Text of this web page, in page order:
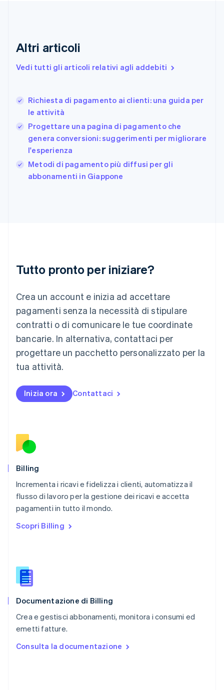
Altri articoli
Vedi tutti gli articoli relativi agli addebiti
Richiesta di pagamento ai clienti: una guida per
le attività
Progettare una pagina di pagamento che
genera conversioni: suggerimenti per migliorare
l'esperienza
Metodi di pagamento più diffusi per gli
abbonamenti in Giappone
Tutto pronto per iniziare?
Crea un account e inizia ad accettare
pagamenti senza la necessità di stipulare
contratti o di comunicare le tue coordinate
bancarie. In alternativa, contattaci per
progettare un pacchetto personalizzato per la
tua attività.
Inizia ora Contattaci
Billing
Incrementa i ricavi e fidelizza i clienti, automatizza il
flusso di lavoro per la gestione dei ricavi e accetta
pagamenti in tutto il mondo.
Scopri Billing
Documentazione di Billing
Crea e gestisci abbonamenti, monitora i consumi ed
emetti fatture.
Consulta la documentazione
Finlandia
Francia
DeutschEnglish
Giappone
日本語 English
Gibilterra
English
Grecia
English
India
Lituania
Lussemburgo
Deutsch English
Malaysia
English 简体中文
Malta
Messico
EspañolEnglish
English
Nuova Zelanda
English
Portogallo
Português
English简体中文
Regno Unito
English
English
English
Slovacchia
Slovenia
Spagna
EspañolEnglish
English Español简体中文